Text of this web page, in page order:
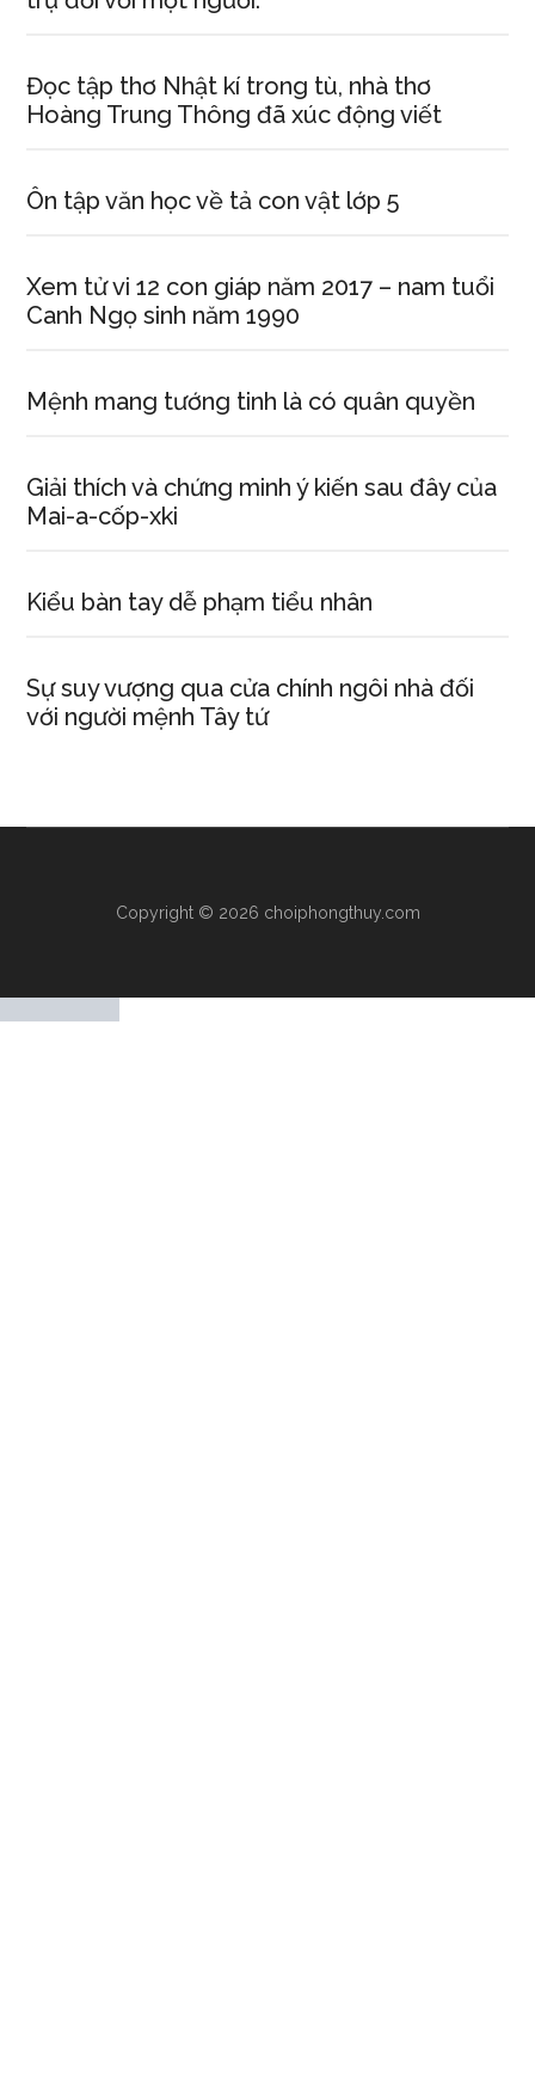
Đọc tập thơ Nhật kí trong tù, nhà thơ
Hoàng Trung Thông đã xúc động viết
Ôn tập văn học về tả con vật lớp 5
Xem tử vi 12 con giáp năm 2017 – nam tuổi
Canh Ngọ sinh năm 1990
Mệnh mang tướng tinh là có quân quyền
Giải thích và chứng minh ý kiến sau đây của
Mai-a-cốp-xki
Kiểu bàn tay dễ phạm tiểu nhân
Sự suy vượng qua cửa chính ngôi nhà đối
với người mệnh Tây tứ
Copyright © 2026 choiphongthuy.com